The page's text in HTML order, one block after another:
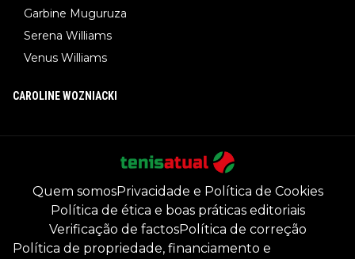
Garbine Muguruza
Serena Williams
Venus Williams
CAROLINE WOZNIACKI
Quem somosPrivacidade e Política de Cookies
Política de ética e boas práticas editoriais
Verificação de factosPolítica de correção
Política de propriedade, financiamento e